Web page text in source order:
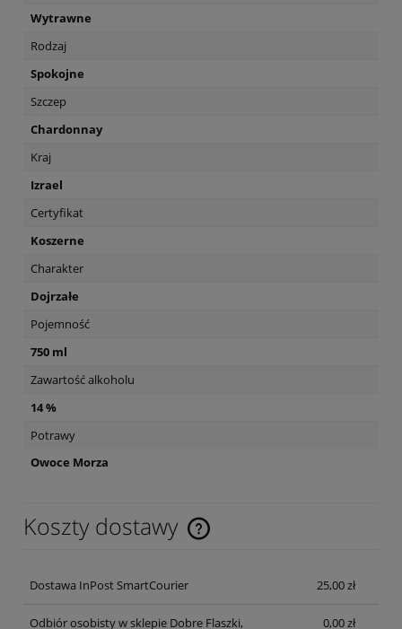
Wytrawne
Rodzaj
Spokojne
Szczep
Chardonnay
Kraj
Izrael
Certyfikat
Koszerne
Charakter
Dojrzałe
Pojemność
750 ml
Zawartość alkoholu
14 %
Potrawy
Owoce Morza
Koszty dostawy
Cena nie zawiera ewentualnych kosztów płatności
Dostawa InPost SmartCourier 25,00 zł
Odbiór osobisty w sklepie Dobre Flaszki, 0,00 zł